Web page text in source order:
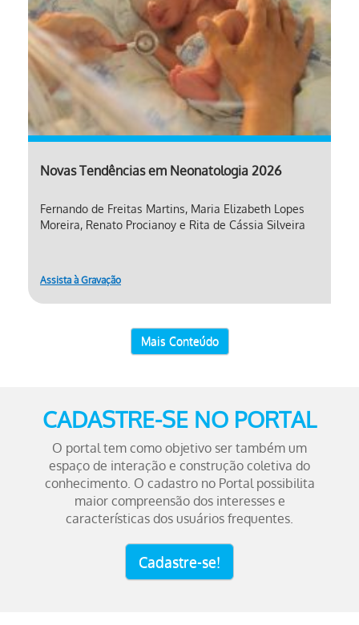
Novas Tendências em Neonatologia 2026
Fernando de Freitas Martins, Maria Elizabeth Lopes
Moreira, Renato Procianoy e Rita de Cássia Silveira
Assista à Gravação
Mais Conteúdo
CADASTRE-SE NO PORTAL
O portal tem como objetivo ser também um
espaço de interação e construção coletiva do
conhecimento. O cadastro no Portal possibilita
maior compreensão dos interesses e
características dos usuários frequentes.
Cadastre-se!